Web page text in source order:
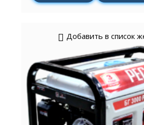
Добавить в список